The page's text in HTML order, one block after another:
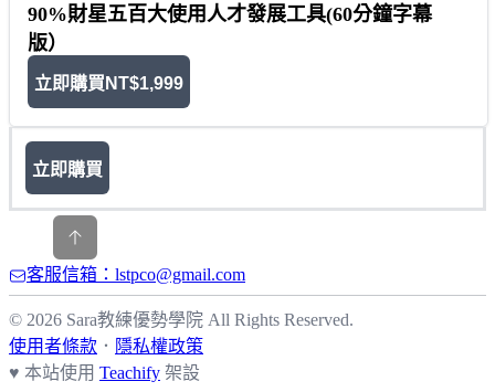
90%財星五百大使用人才發展工具(60分鐘字幕
版）
立即購買 NT$1,999
立即購買
客服信箱：lstpco@gmail.com
© 2026 Sara教練優勢學院 All Rights Reserved.
使用者條款 ． 隱私權政策
♥ 本站使用 Teachify 架設